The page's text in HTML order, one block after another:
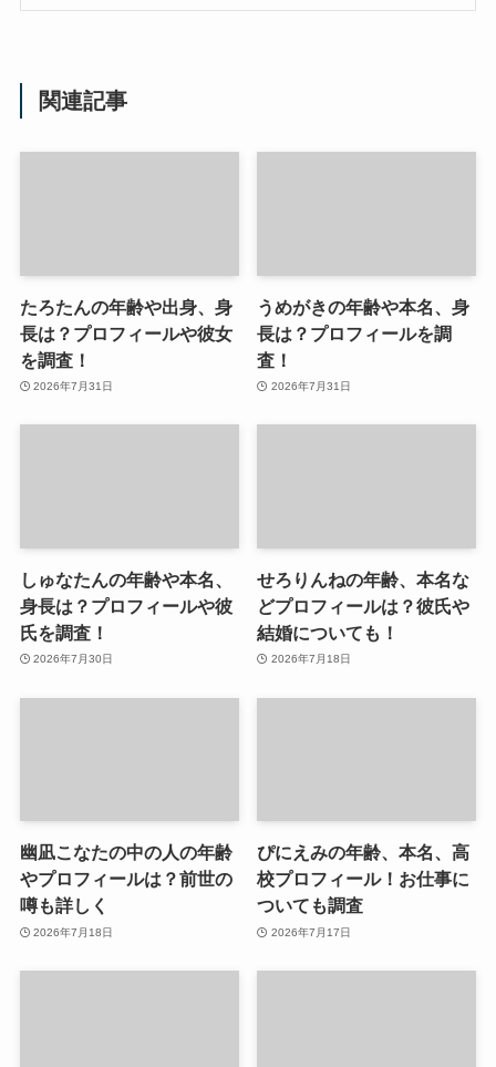
関連記事
たろたんの年齢や出身、身
長は？プロフィールや彼女
を調査！
2026年7月31日
うめがきの年齢や本名、身
長は？プロフィールを調
査！
2026年7月31日
しゅなたんの年齢や本名、
身長は？プロフィールや彼
氏を調査！
2026年7月30日
せろりんねの年齢、本名な
どプロフィールは？彼氏や
結婚についても！
2026年7月18日
幽凪こなたの中の人の年齢
やプロフィールは？前世の
噂も詳しく
2026年7月18日
ぴにえみの年齢、本名、高
校プロフィール！お仕事に
ついても調査
2026年7月17日